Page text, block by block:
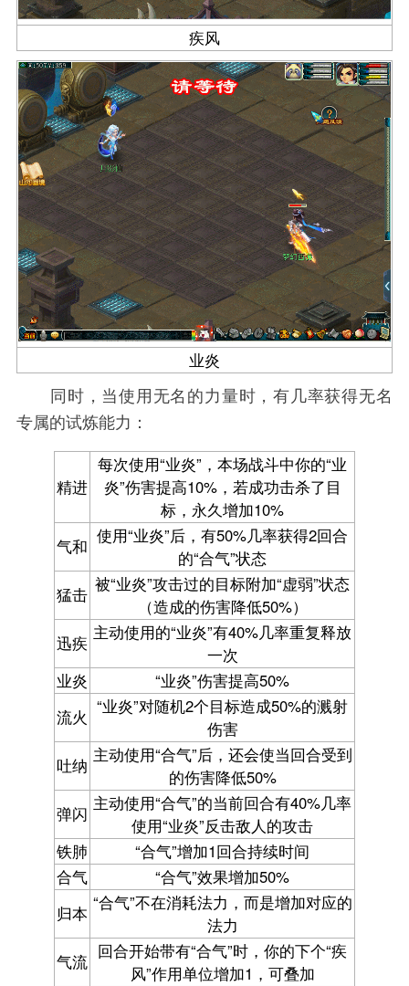
疾风
业炎
同时，当使用无名的力量时，有几率获得无名
专属的试炼能力：
精进
每次使用“业炎”，本场战斗中你的“业
炎”伤害提高10%，若成功击杀了目
标，永久增加10%
气和 使用“业炎”后，有50%几率获得2回合
的“合气”状态
猛击 被“业炎”攻击过的目标附加“虚弱”状态
（造成的伤害降低50%）
迅疾 主动使用的“业炎”有40%几率重复释放
一次
业炎
“业炎”伤害提高50%
流火 “业炎”对随机2个目标造成50%的溅射
伤害
吐纳 主动使用“合气”后，还会使当回合受到
的伤害降低50%
弹闪 主动使用“合气”的当前回合有40%几率
使用“业炎”反击敌人的攻击
铁肺
“合气”增加1回合持续时间
合气
“合气”效果增加50%
归本 “合气”不在消耗法力，而是增加对应的
法力
气流 回合开始带有“合气”时，你的下个“疾
风”作用单位增加1，可叠加